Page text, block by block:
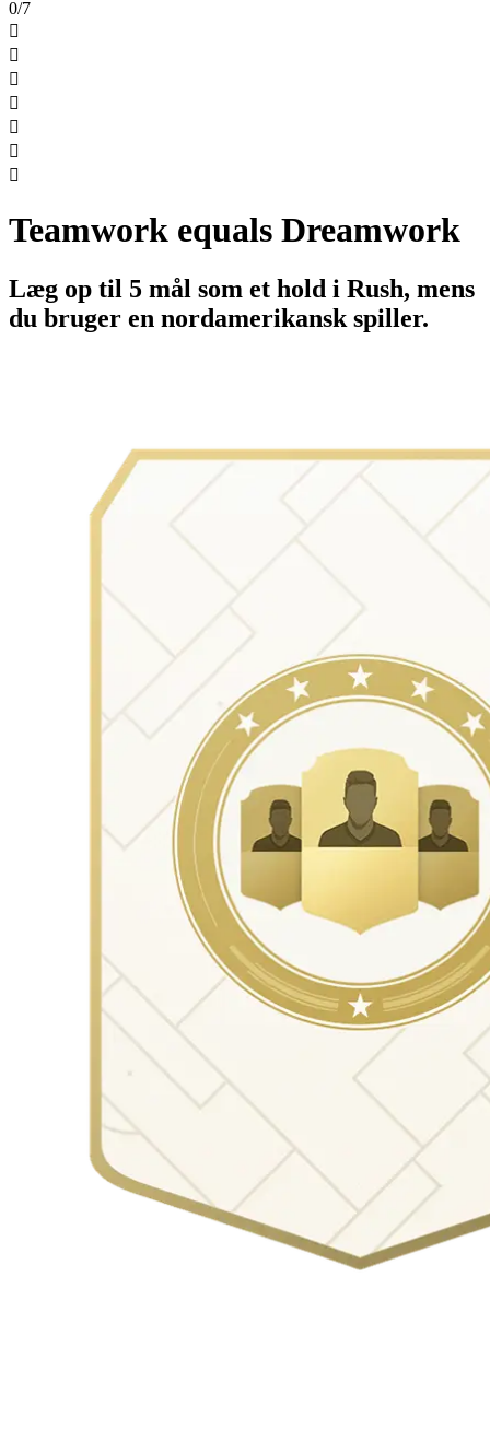
0/7







Teamwork equals Dreamwork
Læg op til 5 mål som et hold i Rush, mens
du bruger en nordamerikansk spiller.